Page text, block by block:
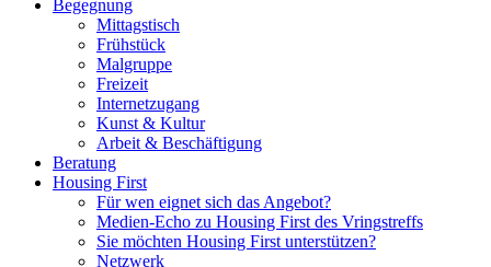
Begegnung
Mittagstisch
Frühstück
Malgruppe
Freizeit
Internetzugang
Kunst & Kultur
Arbeit & Beschäftigung
Beratung
Housing First
Für wen eignet sich das Angebot?
Medien-Echo zu Housing First des Vringstreffs
Sie möchten Housing First unterstützen?
Netzwerk